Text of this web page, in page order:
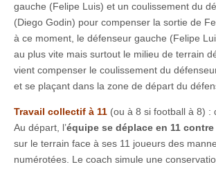
gauche (Felipe Luis) et un coulissement du
(Diego Godin) pour compenser la sortie de
à ce moment, le défenseur gauche (Felipe
au plus vite mais surtout le milieu de terrain
vient compenser le coulissement du
et se plaçant dans la zone de départ du
Travail collectif à 11 (ou à 8 si football à 8) :
Au départ, l’équipe se déplace en 11 contre
sur le terrain face à ses 11 joueurs des
numérotées. Le coach simule une